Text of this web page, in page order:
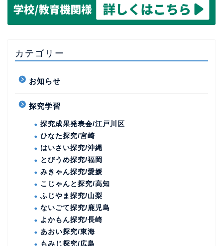
カテゴリー
お知らせ
探究学習
探究成果発表会/江戸川区
ひなた探究/宮崎
はいさい探究/沖縄
とびうめ探究/福岡
みきゃん探究/愛媛
こじゃんと探究/高知
ふじやま探究/山梨
ないごて探究/鹿児島
よかもん探究/長崎
あおい探究/東海
もみじ探究/広島